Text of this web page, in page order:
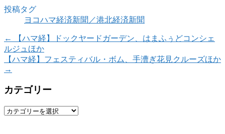
投稿タグ
ヨコハマ経済新聞／港北経済新聞
←
【ハマ経】ドックヤードガーデン、はまふぅどコンシェ
ルジュほか
【ハマ経】フェスティバル・ボム、手漕ぎ花見クルーズほか
→
カテゴリー
カ